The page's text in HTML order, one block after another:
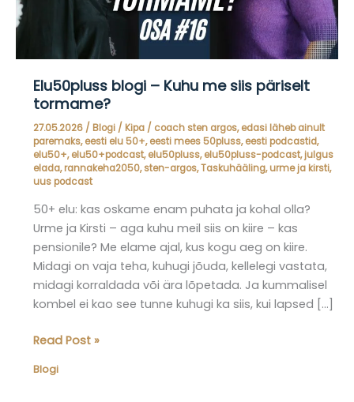
Elu50pluss blogi – Kuhu me siis päriselt
tormame?
27.05.2026 / Blogi/ Kipa / coach sten argos,edasi läheb ainult
paremaks,eesti elu 50+,eesti mees 50pluss,eesti podcastid,
elu50+,elu50+podcast,elu50pluss,elu50pluss-podcast,julgus
elada,rannakeha2050,sten-argos,Taskuhääling,urme ja kirsti,
uus podcast
50+ elu: kas oskame enam puhata ja kohal olla?
Urme ja Kirsti – aga kuhu meil siis on kiire – kas
pensionile? Me elame ajal, kus kogu aeg on kiire.
Midagi on vaja teha, kuhugi jõuda, kellelegi vastata,
midagi korraldada või ära lõpetada. Ja kummalisel
kombel ei kao see tunne kuhugi ka siis, kui lapsed […]
Elu50pluss
–
Read Post »
Blogi